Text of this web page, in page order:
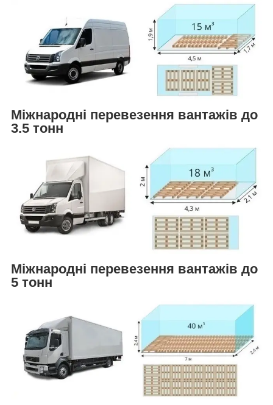
Міжнародні перевезення вантажів до
3.5 тонн
Міжнародні перевезення вантажів до
5 тонн